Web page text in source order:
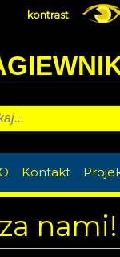
kontrast
Kontakt
nami!